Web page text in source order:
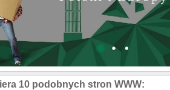
10 podobnych stron WWW: